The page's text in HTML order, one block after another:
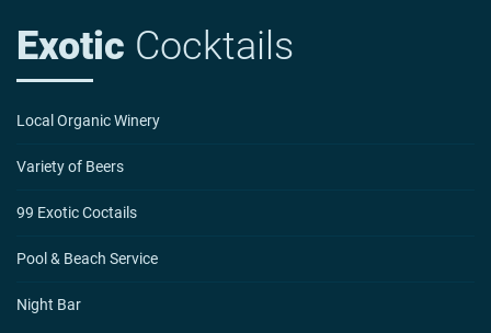
Exotic Cocktails
Local Organic Winery
Variety of Beers
99 Exotic Coctails
Pool & Beach Service
Night Bar